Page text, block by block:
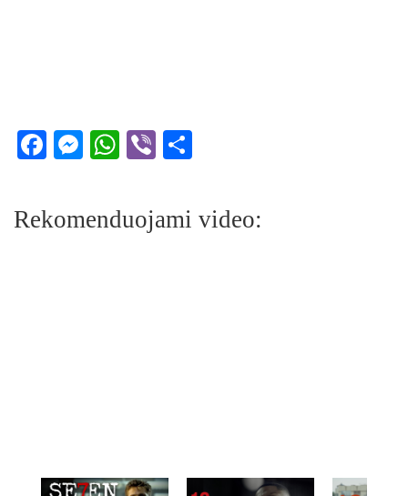
Facebook
Messenger
WhatsApp
Viber
Rekomenduojami video: